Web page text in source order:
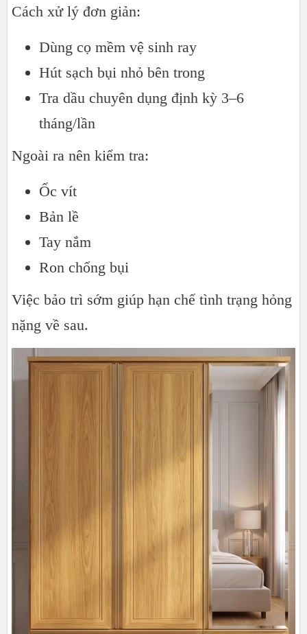
Cách xử lý đơn giản:
Dùng cọ mềm vệ sinh ray
Hút sạch bụi nhỏ bên trong
Tra dầu chuyên dụng định kỳ 3–6
tháng/lần
Ngoài ra nên kiểm tra:
Ốc vít
Bản lề
Tay nắm
Ron chống bụi
Việc bảo trì sớm giúp hạn chế tình trạng hỏng
nặng về sau.